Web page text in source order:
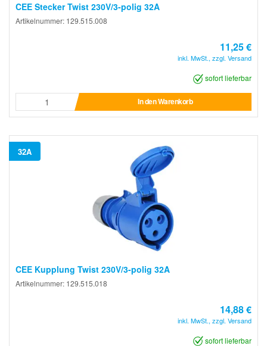
CEE Stecker Twist 230V/3-polig 32A
Artikelnummer: 129.515.008
11,25 €
inkl. MwSt., zzgl. Versand
sofort lieferbar
In den Warenkorb
32A
CEE Kupplung Twist 230V/3-polig 32A
Artikelnummer: 129.515.018
14,88 €
inkl. MwSt., zzgl. Versand
sofort lieferbar